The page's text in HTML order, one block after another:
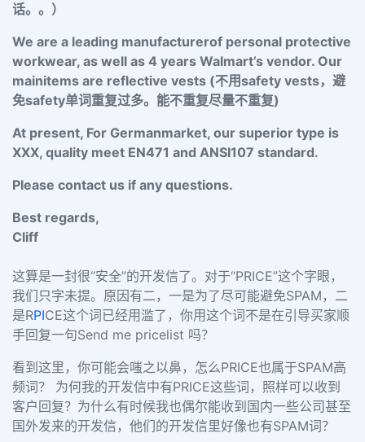
话。。）
We are a leading manufacturerof personal protective
workwear, as well as 4 years Walmart’s vendor. Our
mainitems are reflective vests (不用safety vests，避
免safety单词重复过多。能不重复尽量不重复)
At present, For Germanmarket, our superior type is
XXX, quality meet EN471 and ANSI107 standard.
Please contact us if any questions.
Best regards,
Cliff
这算是一封很“安全”的开发信了。对于“PRICE”这个字眼，
我们只字未提。原因有二，一是为了尽可能避免SPAM，二
是RPICE这个词已经用滥了，你用这个词不是在引导买家顺
手回复一句Send me pricelist 吗？
看到这里，你可能会嗤之以鼻，怎么PRICE也属于SPAM高
频词？ 为何我的开发信中有PRICE这些词，照样可以收到
客户回复？为什么有时候我也偶尔能收到国内一些公司甚至
国外发来的开发信，他们的开发信里好像也有SPAM词？